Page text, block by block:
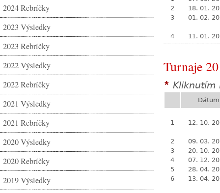
2024 Rebríčky
2023 Výsledky
2023 Rebríčky
2022 Výsledky
2022 Rebríčky
2021 Výsledky
2021 Rebríčky
2020 Výsledky
2020 Rebríčky
2019 Výsledky
2
18. 01.
3
01. 02.
4 11. 01.
Turnaje
* Kliknutím
Dátum
1 12. 10.
2
09. 03.
3
20. 10.
4
07. 12.
5
28. 04.
6
13. 04.